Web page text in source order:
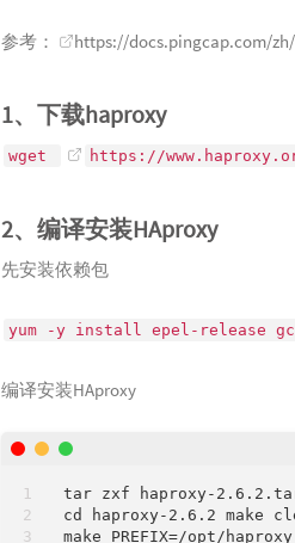
参考： https://docs.pingcap.com/
1、下载haproxy
wget https://
2、编译安装HAproxy
先安装依赖包
yum -y install epel-release
编译安装HAproxy
tar zxf haproxy-
cd haproxy-2.6.2 make